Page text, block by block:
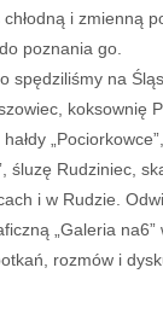
i zmienną
poznania go.
spędziliśmy na
koksownię
śluzę Rudziniec,
i w Rudzie.
„Galeria na6”
rozmów i